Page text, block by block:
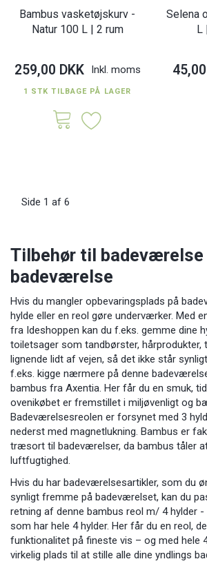
Bambus vasketøjskurv -
Natur 100 L | 2 rum
259,00 DKK Inkl. moms
1 STK TILBAGE PÅ LAGER
Selena
L
Side 1 af 6
Tilbehør til
badeværelse
Hvis du mangler opbevaringsplads på
hylde eller en reol gøre underværker. Med
fra Ideshoppen kan du f.eks. gemme dine
toiletsager som tandbørster, hårprodukter,
lignende lidt af vejen, så det ikke står
f.eks. kigge nærmere på denne
bambus fra Axentia. Her får du en smuk,
ovenikøbet er fremstillet i miljøvenligt og
Badeværelsesreolen er forsynet med 3
nederst med magnetlukning. Bambus er
træsort til badeværelser, da bambus tåler
luftfugtighed.
Hvis du har badeværelsesartikler, som du
synligt fremme på badeværelset, kan du
retning af denne bambus reol m/ 4 hylder -
som har hele 4 hylder. Her får du en reol,
funktionalitet på fineste vis – og med hele
virkelig plads til at stille alle dine yndlings